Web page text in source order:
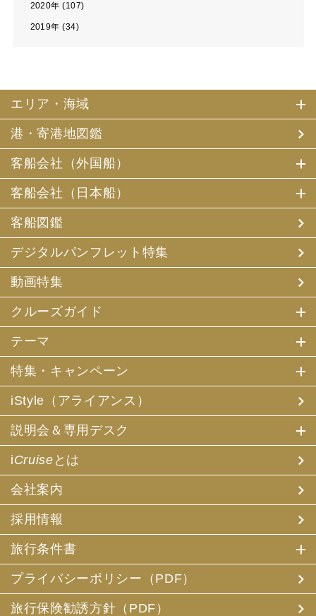
2020年 (107)
2019年 (34)
エリア・海域
港・寄港地図鑑
客船会社（外国船）
客船会社（日本船）
客船図鑑
デジタルパンフレット特集
動画特集
クルーズガイド
テーマ
特集・キャンペーン
iStyle（アライアンス）
説明会＆専用デスク
iCruise とは
会社案内
採用情報
旅行条件書
プライバシーポリシー（PDF）
旅行保険勧誘方針（PDF）